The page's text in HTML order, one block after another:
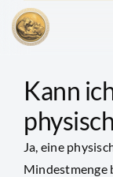
Zum
Inhalt
Edelmetall kaufen
Edelmetall
Kann
Ja, eine
Mindestmenge